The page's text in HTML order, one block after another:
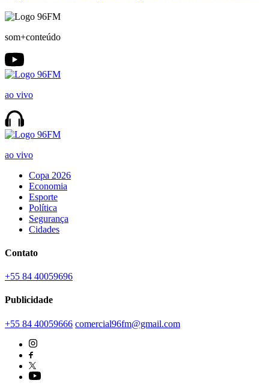
som+conteúdo
ao vivo
ao vivo
Copa 2026
Economia
Esporte
Política
Segurança
Cidades
Contato
+55 84 40059696
Publicidade
+55 84 40059666 comercial96fm@gmail.com